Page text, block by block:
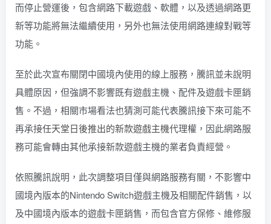
而停止營運後，包含網路下載遊戲、軟體，以及透過網路更
新等功能將無法繼續使用，另外也無法使用網路連線對戰等
功能。
至於此次宣布關閉中國境內使用的線上服務，騰訊並未說明
具體原因，但強調不影響既有遊戲主機、配件及遊戲卡匣銷
售。不過，相關市場看法也猜測可能代表騰訊接下來可能不
再承接任天堂日後推出的新款遊戲主機代理權，因此網路服
務可能會轉由其他承接新款遊戲主機的業者負責經營。
依照騰訊說明，此次調整項目僅與網路服務有關，不影響中
國境內版本的Nintendo Switch遊戲主機及相關配件銷售，以
及中國境內版本的遊戲卡匣銷售，而包含官方保修、維修服